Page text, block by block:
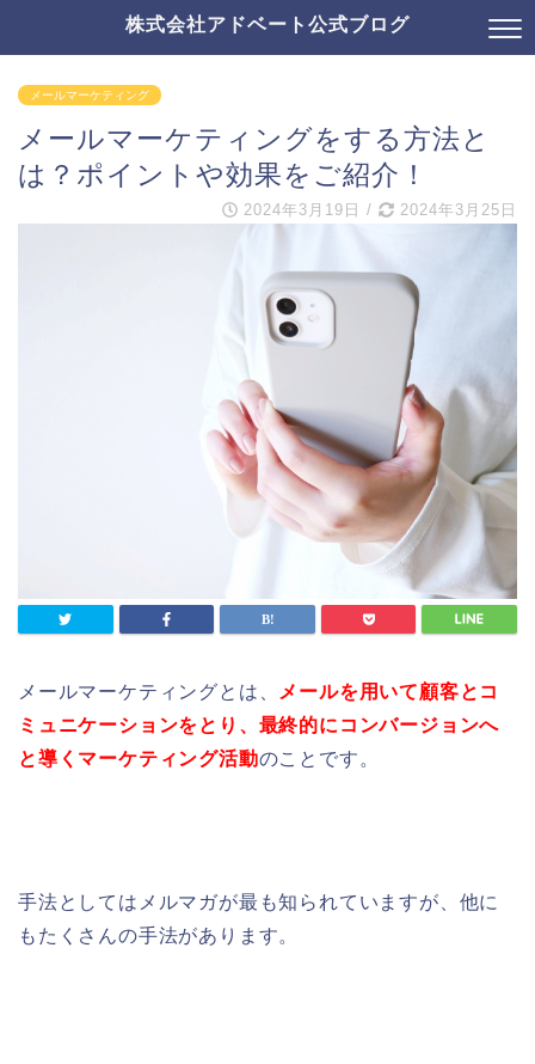
株式会社アドベート公式ブログ
メールマーケティング
メールマーケティングをする方法と
は？ポイントや効果をご紹介！
2024年3月19日 / 2024年3月25日
メールマーケティングとは、 メールを用いて顧客と コ
ミュニケーションをとり、最終的にコンバージョンへ
と導くマーケティング活動のこと です。
手法としてはメルマガが最も知られていますが、他に
もたくさんの手法があります。